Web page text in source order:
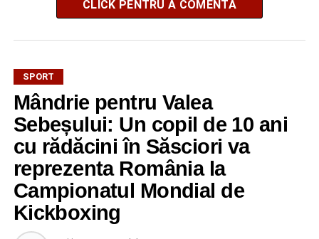
CLICK PENTRU A COMENTA
SPORT
Mândrie pentru Valea
Sebeșului: Un copil de 10 ani
cu rădăcini în Săsciori va
reprezenta România la
Campionatul Mondial de
Kickboxing